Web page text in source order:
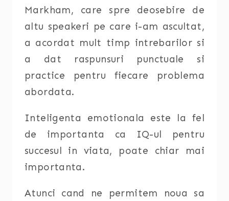
Markham, care spre deosebire de
altu speakeri pe care i-am ascultat,
a acordat mult timp intrebarilor si
a dat raspunsuri punctuale si
practice pentru fiecare problema
abordata.
Inteligenta emotionala este la fel
de importanta ca IQ-ul pentru
succesul in viata, poate chiar mai
importanta.
Atunci cand ne permitem noua sa